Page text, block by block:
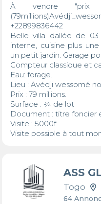
À vendre
+22899836442
Belle villa dallée de
interne, cuisine plus
un petit jardin. Garage
Compteur classique et
Eau: forage.
Lieu : Avédji wessomé
Prix : 79 millions.
Surface : ¾ de lot
Document : titre foncier
Visite : 5000f
Visite possible à tout
ASS
Togo
64